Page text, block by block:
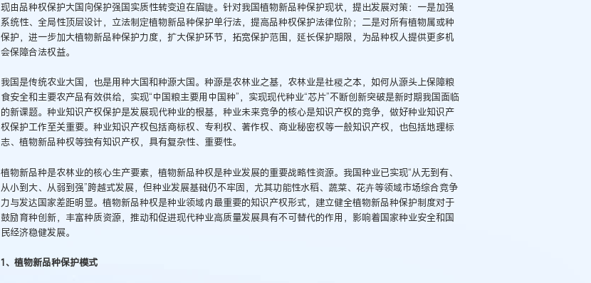
现由品种权保护大国向保护强国实质性转变迫在眉睫。针对我国植物新品种保护现状，提出发展对策：一是加强
系统性、全局性顶层设计，立法制定植物新品种保护单行法，提高品种权保护法律位阶；二是对所有植物属或种
保护，进一步加大植物新品种保护力度，扩大保护环节，拓宽保护范围，延长保护期限，为品种权人提供更多机
会保障合法权益。
我国是传统农业大国，也是用种大国和种源大国。种源是农林业之基，农林业是社稷之本，如何从源头上保障粮
食安全和主要农产品有效供给，实现“中国粮主要用中国种”，实现现代种业“芯片”不断创新突破是新时期我国面临
的新课题。种业知识产权保护是发展现代种业的根基，种业未来竞争的核心是知识产权的竞争，做好种业知识产
权保护工作至关重要。种业知识产权包括商标权、专利权、著作权、商业秘密权等一般知识产权，也包括地理标
志、植物新品种权等独有知识产权，具有复杂性、重要性。
植物新品种是农林业的核心生产要素，植物新品种权是种业发展的重要战略性资源。我国种业已实现“从无到有、
从小到大、从弱到强”跨越式发展，但种业发展基础仍不牢固，尤其功能性水稻、蔬菜、花卉等领域市场综合竞争
力与发达国家差距明显。植物新品种权是种业领域内最重要的知识产权形式，建立健全植物新品种保护制度对于
鼓励育种创新，丰富种质资源，推动和促进现代种业高质量发展具有不可替代的作用，影响着国家种业安全和国
民经济稳健发展。
1、植物新品种保护模式